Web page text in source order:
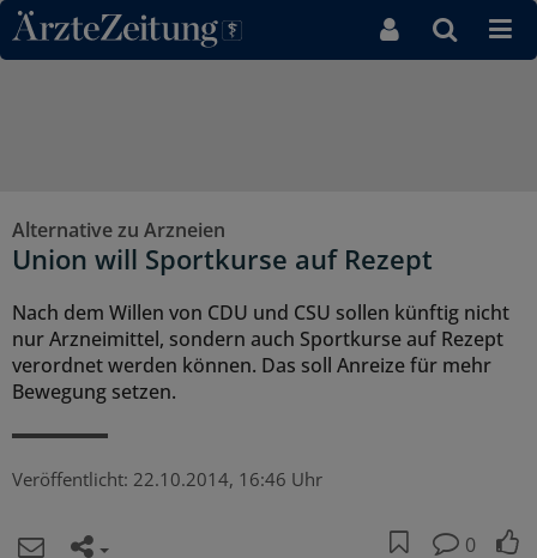
Direkt zum Inhaltsbereich
Alternative zu Arzneien
Union will Sportkurse auf Rezept
Nach dem Willen von CDU und CSU sollen künftig nicht
nur Arzneimittel, sondern auch Sportkurse auf Rezept
verordnet werden können. Das soll Anreize für mehr
Bewegung setzen.
Veröffentlicht: 22.10.2014, 16:46 Uhr
0